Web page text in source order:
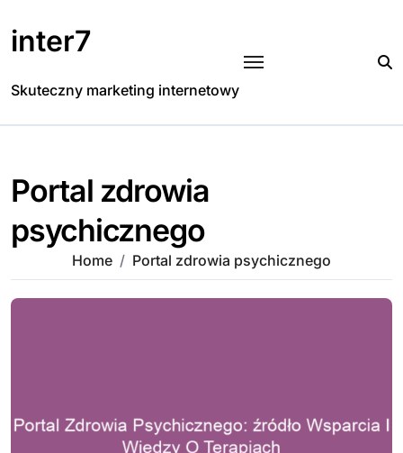
to
content
inter7
Skuteczny marketing internetowy
Portal zdrowia
psychicznego
Home Portal zdrowia psychicznego